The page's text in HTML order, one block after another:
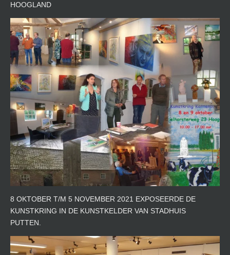
HOOGLAND
8 OKTOBER T/M 5 NOVEMBER 2021 EXPOSEERDE DE
KUNSTKRING IN DE KUNSTKELDER VAN STADHUIS
PUTTEN.